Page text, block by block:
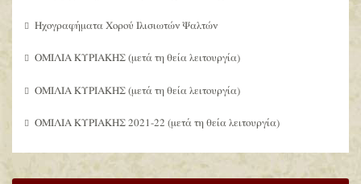
Ηχογραφήματα Χορού Ιλισιωτών Ψαλτών
ΟΜΙΛΙΑ ΚΥΡΙΑΚΗΣ (μετά τη θεία λειτουργία)
ΟΜΙΛΙΑ ΚΥΡΙΑΚΗΣ (μετά τη θεία λειτουργία)
ΟΜΙΛΙΑ ΚΥΡΙΑΚΗΣ 2021-22 (μετά τη θεία λειτουργία)